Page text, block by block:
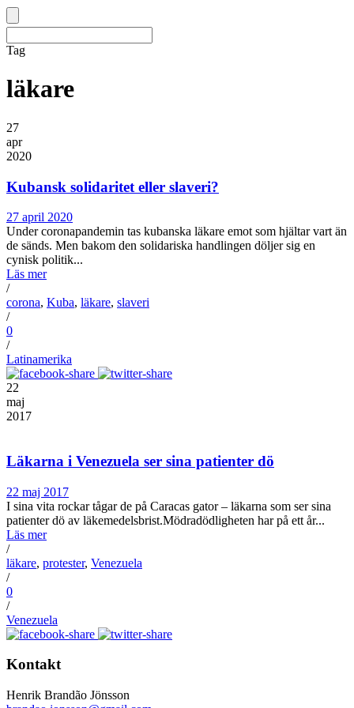
Tag
läkare
27
apr
2020
Kubansk solidaritet eller slaveri?
27 april 2020
Under coronapandemin tas kubanska läkare emot som hjältar vart än
de sänds. Men bakom den solidariska handlingen döljer sig en
cynisk politik...
Läs mer
/
corona, Kuba, läkare, slaveri
/
0
/
Latinamerika
22
maj
2017
Läkarna i Venezuela ser sina patienter dö
22 maj 2017
I sina vita rockar tågar de på Caracas gator – läkarna som ser sina
patienter dö av läkemedelsbrist.Mödradödligheten har på ett år...
Läs mer
/
läkare, protester, Venezuela
/
0
/
Venezuela
Kontakt
Henrik Brandão Jönsson